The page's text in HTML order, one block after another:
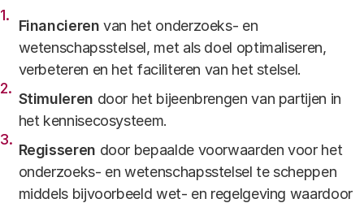
Financieren van het onderzoeks- en
wetenschapsstelsel, met als doel optimaliseren,
verbeteren en het faciliteren van het stelsel.
Stimuleren door het bijeenbrengen van partijen in
het kennisecosysteem.
Regisseren door bepaalde voorwaarden voor het
onderzoeks- en wetenschapsstelsel te scheppen
middels bijvoorbeeld wet- en regelgeving waardoor